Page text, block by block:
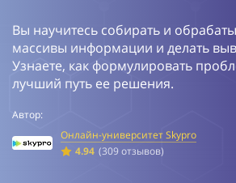
Вы научитесь собирать и
массивы информации и делать
Узнаете, как формулировать
лучший путь ее решения.
Автор:
Онлайн-университет Skypro
4.94 (309 отзывов)